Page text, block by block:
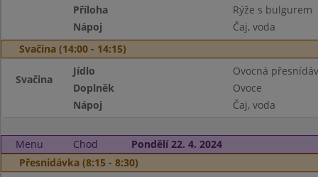
Příloha
Rýže s bulgurem
Nápoj
Čaj, voda
Svačina (14:00 - 14:15)
Svačina
Jídlo
Ovocná
Doplněk
Ovoce
Nápoj
Čaj, voda
Menu Chod
Pondělí 22. 4. 2024
Přesnídávka (8:15 - 8:30)